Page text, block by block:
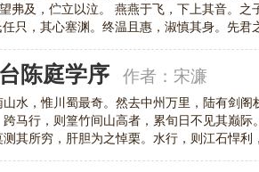
弗及，伫立以泣。 燕燕于飞，下上其音。之
只，其心塞渊。终温且惠，淑慎其身。先君
陈庭学序 作者： 宋濂
，惟川蜀最奇。然去中州万里，陆有剑阁
跨马行，则篁竹间山高者，累旬日不见其巅际
测其所穷，肝胆为之悼栗。水行，则江石悍利